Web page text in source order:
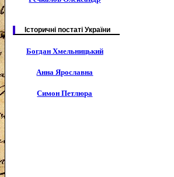
Історичні постаті України
Богдан Хмельницький
Анна Ярославна
Симон Петлюра